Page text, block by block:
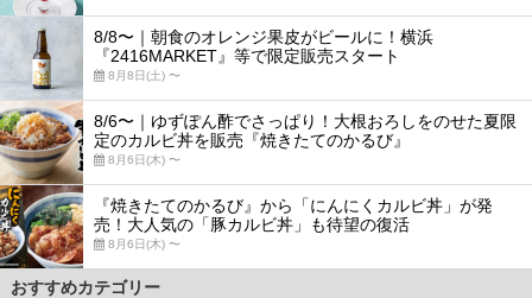
8/8〜｜朝食のオレンジ果皮がビールに！横浜
『2416MARKET』等で限定販売スタート
8月8日(土) 〜
8/6〜｜ゆずぽん酢でさっぱり！大根おろしをのせた夏限
定のカルビ丼を販売『焼きたてのかるび』
8月6日(木) 〜
『焼きたてのかるび』から「にんにくカルビ丼」が発
売！大人気の「豚カルビ丼」も待望の復活
8月6日(木) 〜
おすすめカテゴリー